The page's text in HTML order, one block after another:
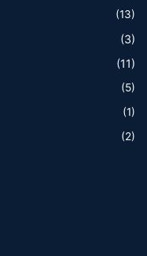
(13)
(3)
(11)
(5)
(1)
(2)